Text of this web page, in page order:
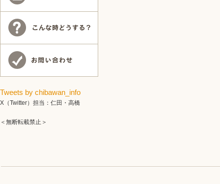
Tweets by chibawan_info
X（Twitter）担当：仁田・高橋
＜無断転載禁止＞